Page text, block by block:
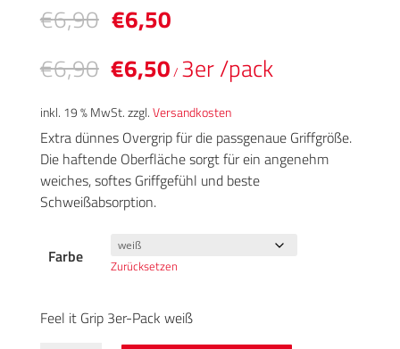
€6,90 Ursprünglicher
Preis
war:
€6,90
€6,50Aktueller
Preis
ist:
€6,50.
€6,90 €6,50/ 3er /pack
inkl. 19 % MwSt.zzgl.Versandkosten
Extra dünnes Overgrip für die passgenaue Griffgröße.
Die haftende Oberfläche sorgt für ein angenehm
weiches, softes Griffgefühl und beste
Schweißabsorption.
Farbe Zurücksetzen
Feel it Grip 3er-Pack weiß